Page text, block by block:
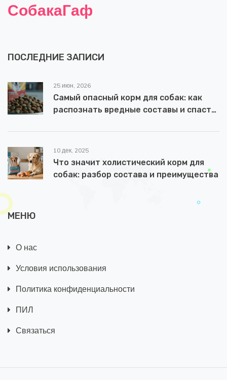
СобакаГаф
ПОСЛЕДНИЕ ЗАПИСИ
25 июн, 2026
Самый опасный корм для собак: как
распознать вредные составы и спасти
10 дек, 2025
Что значит холистический корм для
собак: разбор состава и преимущества
МЕНЮ
О нас
Условия использования
Политика конфиденциальности
ПИЛ
Связаться